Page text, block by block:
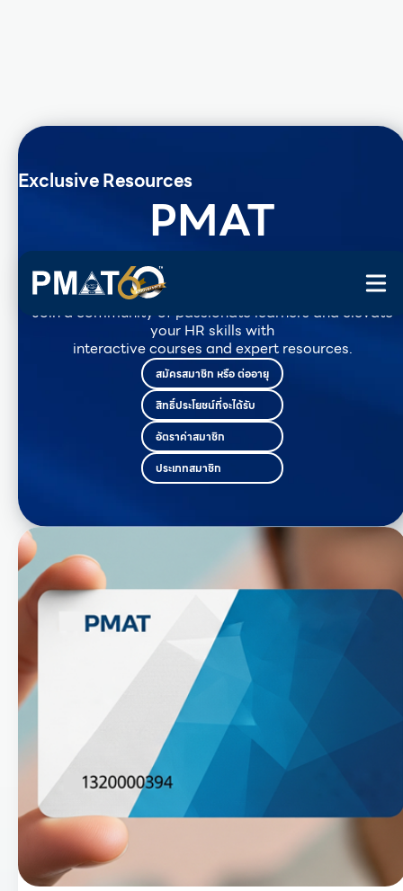
Exclusive Resources
PMAT
Membership
Join a community of passionate learners and elevate
your HR skills with
interactive courses and expert resources.
สมัครสมาชิก หรือ ต่ออายุ
สิทธิ์ประโยชน์ที่จะได้รับ
อัตราค่าสมาชิก
ประเภทสมาชิก